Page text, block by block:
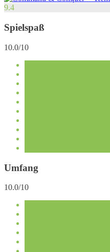
9.4
Spielspaß
10.0/10
Umfang
10.0/10